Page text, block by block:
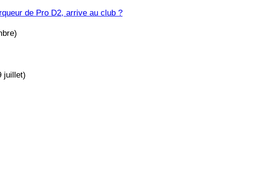
de Pro D2, arrive au club ?
juillet)